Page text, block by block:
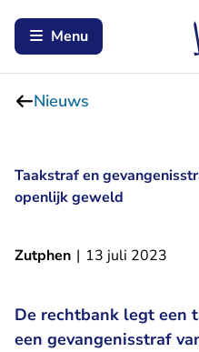
Menu
Nieuws
Taakstraf en
openlijk geweld
Zutphen | 13 juli 2023
De rechtbank legt een
een gevangenisstraf